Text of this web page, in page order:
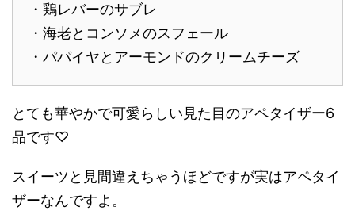
・鶏レバーのサブレ
・海老とコンソメのスフェール
・パパイヤとアーモンドのクリームチーズ
とても華やかで可愛らしい見た目のアペタイザー6
品です♡
スイーツと見間違えちゃうほどですが実はアペタイ
ザーなんですよ。